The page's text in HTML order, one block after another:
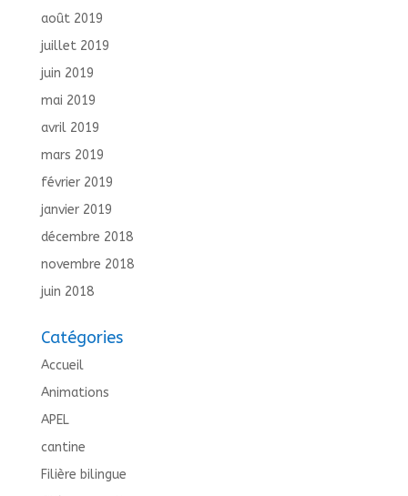
août 2019
juillet 2019
juin 2019
mai 2019
avril 2019
mars 2019
février 2019
janvier 2019
décembre 2018
novembre 2018
juin 2018
Catégories
Accueil
Animations
APEL
cantine
Filière bilingue